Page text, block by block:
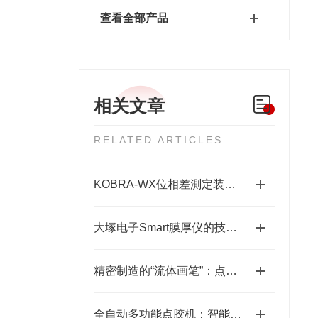
查看全部产品
相关文章
RELATED ARTICLES
KOBRA-WX位相差測定装置技术原理：让“相位”变成“光强”
大塚电子Smart膜厚仪的技术特点与应用优势
精密制造的“流体画笔”：点胶机技术全景解析
全自动多功能点胶机：智能制造中的精密“画师”